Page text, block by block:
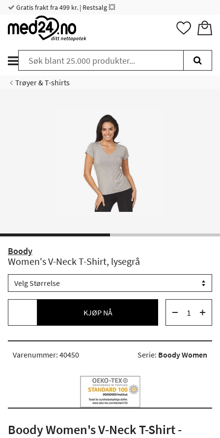
Gratis frakt fra 499 kr. | Restsalg 💥
Trøyer & T-shirts
Boody
Women's V-Neck T-Shirt, lysegrå
KJØP NÅ
Varenummer: 40450 Serie: Boody Women
Boody Women's V-Neck T-Shirt -